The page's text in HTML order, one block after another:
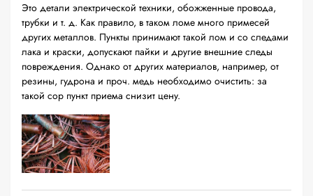
Это детали электрической техники, обожженные провода,
трубки и т. д. Как правило, в таком ломе много примесей
других металлов. Пункты принимают такой лом и со следами
лака и краски, допускают пайки и другие внешние следы
повреждения. Однако от других материалов, например, от
резины, гудрона и проч. медь необходимо очистить: за
такой сор пункт приема снизит цену.